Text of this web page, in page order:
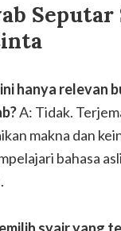
hanya relevan
A: Tidak.
makna dan
bahasa